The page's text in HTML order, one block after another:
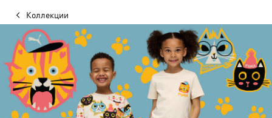
Коллекции